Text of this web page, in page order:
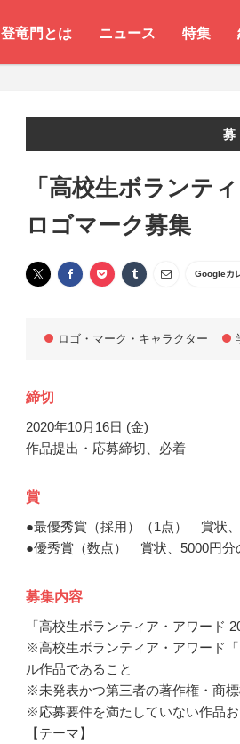
登竜門とは ニュース 特集
「高校生ボランテ
ロゴマーク募集
Googleカ
ロゴ・マーク・キャラクター
締切
2020年10月16日 (金)
作品提出・応募締切、必着
賞
●最優秀賞（採用）（1点） 賞状
●優秀賞（数点） 賞状、5000円分
募集内容
「高校生ボランティア・アワード
※高校生ボランティア・アワード
ル作品であること
※未発表かつ第三者の著作権・商
※応募要件を満たしていない作品
【テーマ】